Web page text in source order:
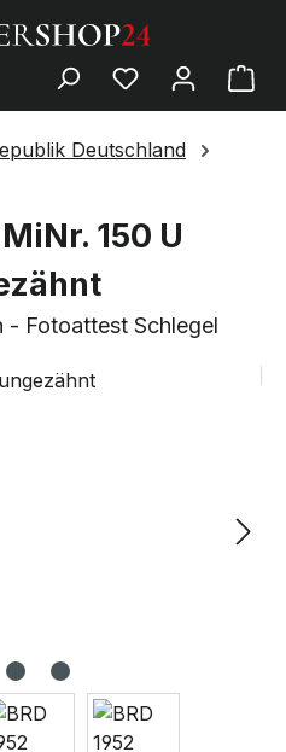
Deutschland
150 U
- Fotoattest Schlegel